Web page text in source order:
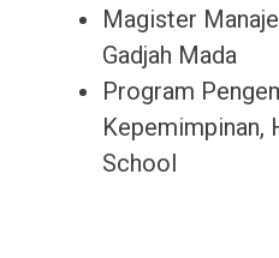
Magister
Gadjah Mada
Program
Kepemimpinan,
School